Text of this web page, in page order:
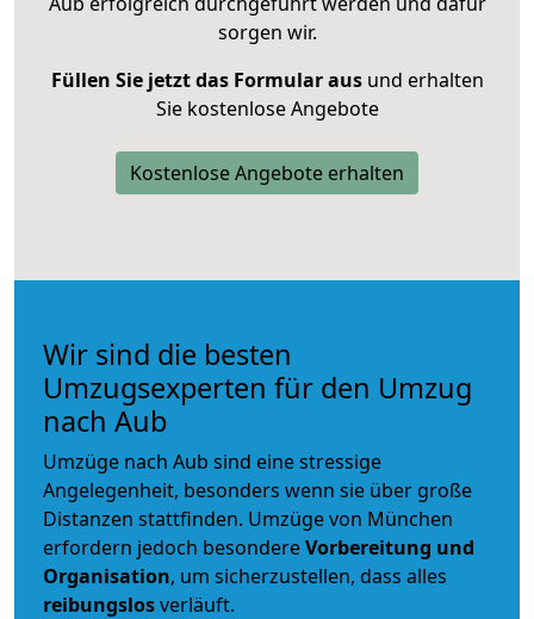
sorgen wir.
Füllen Sie jetzt das Formular ausund erhalten
Sie kostenlose Angebote
Kostenlose Angebote erhalten
Wir sind die besten
Umzugsexperten für den Umzug
nach Aub
Umzüge nach Aub sind eine stressige
Angelegenheit, besonders wenn sie über große
Distanzen stattfinden. Umzüge von München
erfordern jedoch besondereVorbereitung und
Organisation, um sicherzustellen, dass alles
reibungslosverläuft.